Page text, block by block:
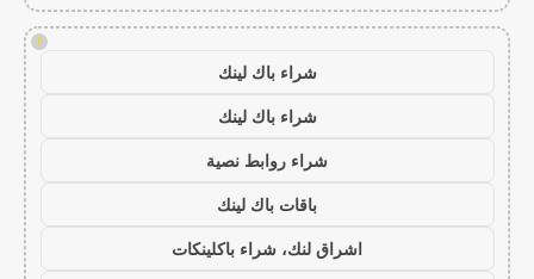
!
شراء باك لينك
شراء باك لينك
شراء روابط نصية
باقات باك لينك
اشراق لنك، شراء باكلينكات